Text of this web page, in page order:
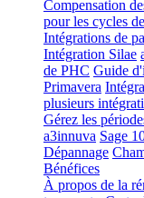
Compensation
pour les cycles
Intégrations de
Intégration Silae
de PHC Guide
Primavera
plusieurs
Gérez les
a3innuva Sage
Dépannage
Bénéfices
À propos de la